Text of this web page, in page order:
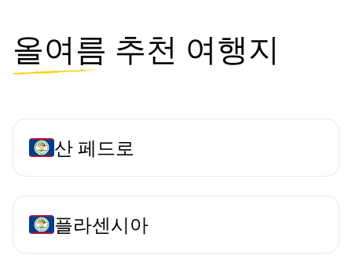
올여름 추천 여행지
산 페드로
플라센시아